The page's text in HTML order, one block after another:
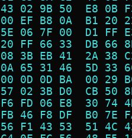
02 9B 50  E8
EF B8 0A  B1
06 7F 00  D1
FF 66 33  DB
3B EB 41  2A
65 31 46  5D
0D 0D BA  00
02 3B D0  CB
FD 06 E8  30
46 F8 DF  B0
F1 43 53  51